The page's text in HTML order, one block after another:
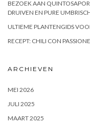
BEZOEK AAN
DRUIVEN EN PURE
ULTIEME PLANTENGIDS
RECEPT: CHILI CON PASSIONE
ARCHIEVEN
MEI 2026
JULI 2025
MAART 2025